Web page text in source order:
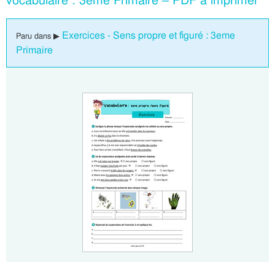
Paru dans ▶ Exercices - Sens propre et figuré : 3eme
Primaire